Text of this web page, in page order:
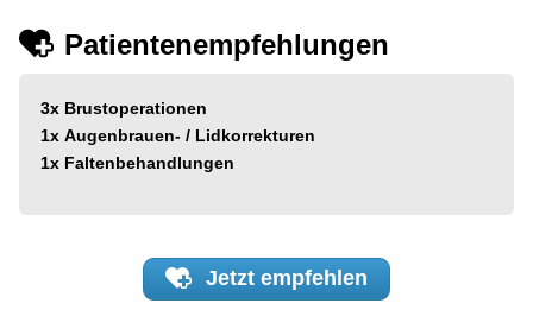
Patientenempfehlungen
3x Brustoperationen
1x Augenbrauen- / Lidkorrekturen
1x Faltenbehandlungen
Jetzt empfehlen